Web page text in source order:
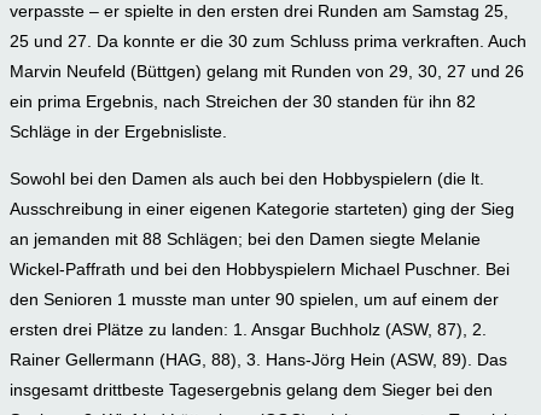
verpasste – er spielte in den ersten drei Runden am Samstag 25,
25 und 27. Da konnte er die 30 zum Schluss prima verkraften. Auch
Marvin Neufeld (Büttgen) gelang mit Runden von 29, 30, 27 und 26
ein prima Ergebnis, nach Streichen der 30 standen für ihn 82
Schläge in der Ergebnisliste.
Sowohl bei den Damen als auch bei den Hobbyspielern (die lt.
Ausschreibung in einer eigenen Kategorie starteten) ging der Sieg
an jemanden mit 88 Schlägen; bei den Damen siegte Melanie
Wickel-Paffrath und bei den Hobbyspielern Michael Puschner. Bei
den Senioren 1 musste man unter 90 spielen, um auf einem der
ersten drei Plätze zu landen: 1. Ansgar Buchholz (ASW, 87), 2.
Rainer Gellermann (HAG, 88), 3. Hans-Jörg Hein (ASW, 89). Das
insgesamt drittbeste Tagesergebnis gelang dem Sieger bei den